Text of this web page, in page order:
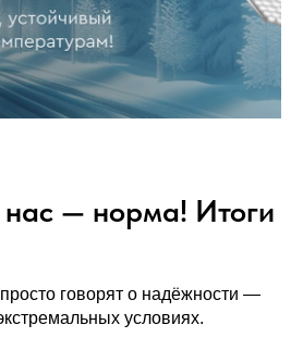
— норма! Итоги
говорят о надёжности —
условиях.